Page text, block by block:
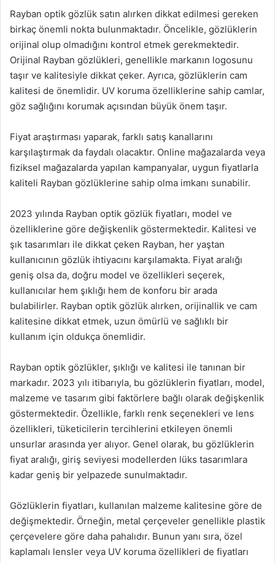
Rayban optik gözlük satın alırken dikkat edilmesi gereken
birkaç önemli nokta bulunmaktadır. Öncelikle, gözlüklerin
orijinal olup olmadığını kontrol etmek gerekmektedir.
Orijinal Rayban gözlükleri, genellikle markanın logosunu
taşır ve kalitesiyle dikkat çeker. Ayrıca, gözlüklerin cam
kalitesi de önemlidir. UV koruma özelliklerine sahip camlar,
göz sağlığını korumak açısından büyük önem taşır.
Fiyat araştırması yaparak, farklı satış kanallarını
karşılaştırmak da faydalı olacaktır. Online mağazalarda veya
fiziksel mağazalarda yapılan kampanyalar, uygun fiyatlarla
kaliteli Rayban gözlüklerine sahip olma imkanı sunabilir.
2023 yılında Rayban optik gözlük fiyatları, model ve
özelliklerine göre değişkenlik göstermektedir. Kalitesi ve
şık tasarımları ile dikkat çeken Rayban, her yaştan
kullanıcının gözlük ihtiyacını karşılamakta. Fiyat aralığı
geniş olsa da, doğru model ve özellikleri seçerek,
kullanıcılar hem şıklığı hem de konforu bir arada
bulabilirler. Rayban optik gözlük alırken, orijinallik ve cam
kalitesine dikkat etmek, uzun ömürlü ve sağlıklı bir
kullanım için oldukça önemlidir.
Rayban optik gözlükler, şıklığı ve kalitesi ile tanınan bir
markadır. 2023 yılı itibarıyla, bu gözlüklerin fiyatları, model,
malzeme ve tasarım gibi faktörlere bağlı olarak değişkenlik
göstermektedir. Özellikle, farklı renk seçenekleri ve lens
özellikleri, tüketicilerin tercihlerini etkileyen önemli
unsurlar arasında yer alıyor. Genel olarak, bu gözlüklerin
fiyat aralığı, giriş seviyesi modellerden lüks tasarımlara
kadar geniş bir yelpazede sunulmaktadır.
Gözlüklerin fiyatları, kullanılan malzeme kalitesine göre de
değişmektedir. Örneğin, metal çerçeveler genellikle plastik
çerçevelere göre daha pahalıdır. Bunun yanı sıra, özel
kaplamalı lensler veya UV koruma özellikleri de fiyatları